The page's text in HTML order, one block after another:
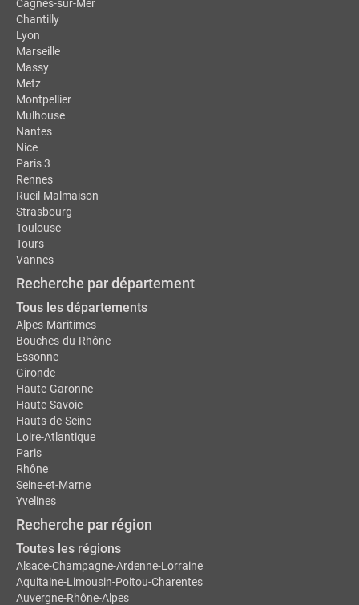
Cagnes-sur-Mer
Chantilly
Lyon
Marseille
Massy
Metz
Montpellier
Mulhouse
Nantes
Nice
Paris 3
Rennes
Rueil-Malmaison
Strasbourg
Toulouse
Tours
Vannes
Recherche par département
Tous les départements
Alpes-Maritimes
Bouches-du-Rhône
Essonne
Gironde
Haute-Garonne
Haute-Savoie
Hauts-de-Seine
Loire-Atlantique
Paris
Rhône
Seine-et-Marne
Yvelines
Recherche par région
Toutes les régions
Alsace-Champagne-Ardenne-Lorraine
Aquitaine-Limousin-Poitou-Charentes
Auvergne-Rhône-Alpes